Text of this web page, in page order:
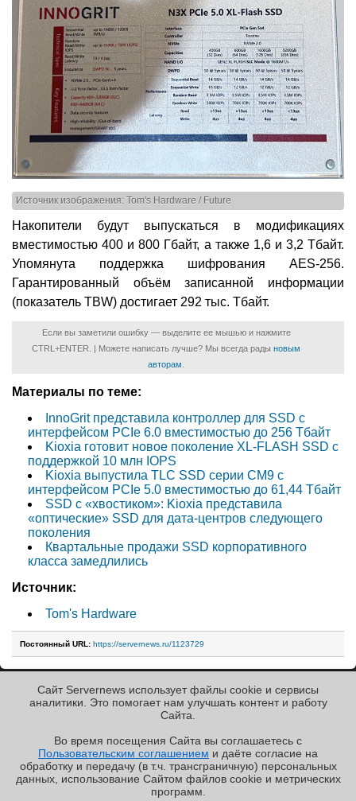
✖
Источник изображения: Tom's Hardware / Future
Накопители будут выпускаться в модификациях
вместимостью 400 и 800 Гбайт, а также 1,6 и 3,2 Тбайт.
Упомянута поддержка шифрования AES-256.
Гарантированный объём записанной информации
(показатель TBW) достигает 292 тыс. Тбайт.
Если вы заметили ошибку — выделите ее мышью и нажмите
CTRL+ENTER. | Можете написать лучше? Мы всегда рады новым
авторам
Материалы по теме:
InnoGrit представила контроллер для SSD с
интерфейсом PCIe 6.0 вместимостью до 256 Тбайт
Kioxia готовит новое поколение XL-FLASH SSD с
поддержкой 10 млн IOPS
Kioxia выпустила TLC SSD серии CM9 с
интерфейсом PCIe 5.0 вместимостью до 61,44 Тбайт
SSD с «хвостиком»: Kioxia представила
«оптические» SSD для дата-центров следующего
поколения
Квартальные продажи SSD корпоративного
класса замедлились
Источник:
Tom's Hardware
Постоянный URL: https://servernews.ru/1123729
« Назад к ленте
РЕКЛАМА • ООО «ЛАБОРАТОРИЯ ЧИСЛИТЕЛЬ»
Copyright ©2010-2026
Servernews.Пользовательское
соглашение
Сайт Servernews использует файлы cookie и сервисы
аналитики. Это помогает нам улучшать контент и работу
Cайта.
Во время посещения Cайта вы соглашаетесь с
Пользовательским соглашением и даёте согласие на
обработку и передачу (в т.ч. трансграничную) персональных
данных, использование Cайтом файлов cookie и метрических
программ.